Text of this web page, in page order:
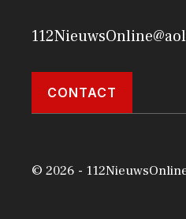
CONTACT
© 2026 -